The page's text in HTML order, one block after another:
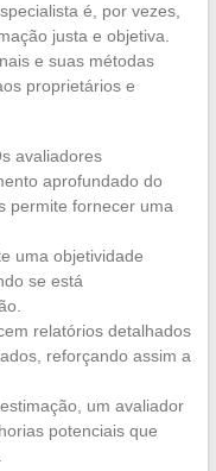
é, por vezes,
justa e objetiva.
e suas métodas
proprietários e
avaliadores
aprofundado do
permite fornecer uma
uma objetividade
se está
relatórios detalhados
reforçando assim a
um avaliador
potenciais que